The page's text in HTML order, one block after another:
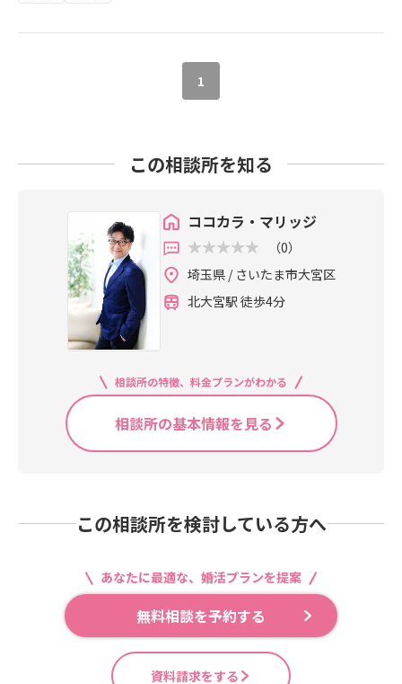
が必要で、その二つがないと不幸に
で忙しくしていて疲れていてもパー
トナーに優しくできますか？☑パー
意見が違っても赦し合いながら、そ
りますか？結婚生活はお花畑ではあ
りません。実生活が始まれば日々戦
いです。仕事からの帰宅途中に子供
を保育園に迎えにいき、帰宅後に食
事の用意をして、子供をお風呂に入
い喧嘩をしてしまうかもしれませ
ん。離婚理由に「性格の不一致」と
ありますが、そもそも夫婦の性格は
不一致に決まっています。ただただ
い」覚悟が決まったら「婚活」を一
1
この相談所を知る
ココカラ・マリッジ
（0）
埼玉県 / さいたま市大宮区
北大宮駅 徒歩4分
相談所の特徴、料金プランがわかる
相談所の基本情報を見る
この相談所を検討している方へ
あなたに最適な、婚活プランを提案
無料相談を予約する
資料請求をする